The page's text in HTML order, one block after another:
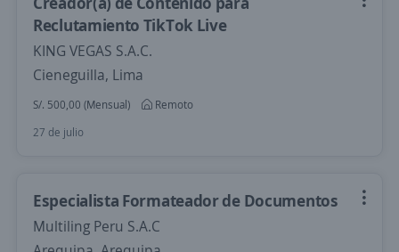
Reclutamiento TikTok Live
KING VEGAS S.A.C.
Cieneguilla, Lima
S/. 500,00 (Mensual)
Remoto
27 de julio
Especialista Formateador de Documentos
Multiling Peru S.A.C